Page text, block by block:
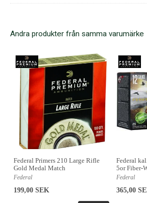
Andra produkter från samma varumärke
Federal Primers 210 Large Rifle
Gold Medal Match
Federal
199,00 SEK
Federal
5or Fiber-
Federal
365,00